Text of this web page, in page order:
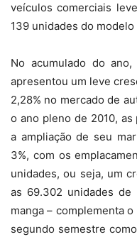
veículos comerciais
139 unidades do modelo
No acumulado do
apresentou um leve
2,28% no mercado de
o ano pleno de 2010,
a ampliação de seu
3%, com os
unidades, ou seja, um
as 69.302 unidades de
manga – complementa
segundo semestre